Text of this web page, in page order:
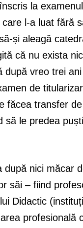
la
l-a luat fără
și aleagă
că nu exista
după vreo trei
de
făcea transfer
să le predea
după nici măcar
săi – fiind
Didactic
profesională